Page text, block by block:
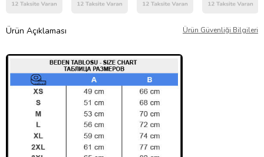
Ürün Açıklaması Ürün Güvenliği Bilgileri